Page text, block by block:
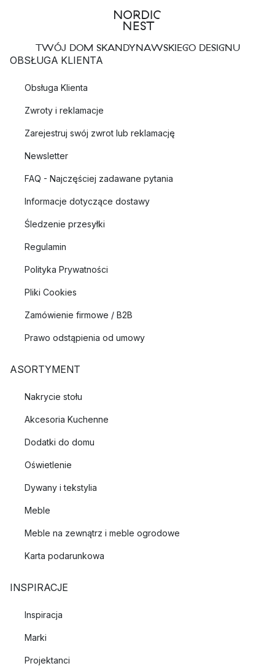
TWÓJ DOM SKANDYNAWSKIEGO DESIGNU
OBSŁUGA KLIENTA
Obsługa Klienta
Zwroty i reklamacje
Zarejestruj swój zwrot lub reklamację
Newsletter
FAQ - Najczęściej zadawane pytania
Informacje dotyczące dostawy
Śledzenie przesyłki
Regulamin
Polityka Prywatności
Pliki Cookies
Zamówienie firmowe / B2B
Prawo odstąpienia od umowy
ASORTYMENT
Nakrycie stołu
Akcesoria Kuchenne
Dodatki do domu
Oświetlenie
Dywany i tekstylia
Meble
Meble na zewnątrz i meble ogrodowe
Karta podarunkowa
INSPIRACJE
Inspiracja
Marki
Projektanci